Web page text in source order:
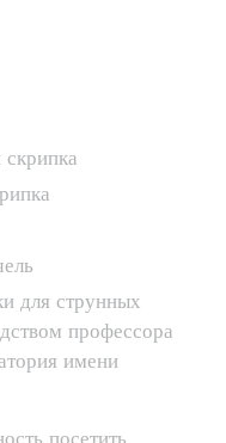
для струнных
профессора
имени
посетить